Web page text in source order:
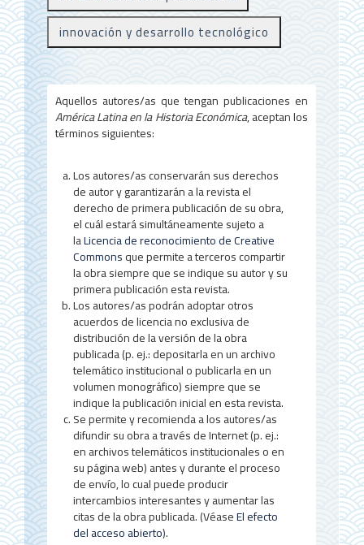
r
a
l
d
e
l
a
r
t
í
c
u
l
o
innovación y desarrollo tecnológico
Aquellos autores/as que tengan publicaciones en
América Latina en la Historia Económica, aceptan los
términos siguientes:
Los autores/as conservarán sus derechos
de autor y garantizarán a la revista el
derecho de primera publicación de su obra,
el cuál estará simultáneamente sujeto a
laLicencia de reconocimiento de Creative
Commonsque permite a terceros compartir
la obra siempre que se indique su autor y su
primera publicación esta revista.
Los autores/as podrán adoptar otros
acuerdos de licencia no exclusiva de
distribución de la versión de la obra
publicada (p. ej.: depositarla en un archivo
telemático institucional o publicarla en un
volumen monográfico) siempre que se
indique la publicación inicial en esta revista.
Se permite y recomienda a los autores/as
difundir su obra a través de Internet (p. ej.:
en archivos telemáticos institucionales o en
su página web) antes y durante el proceso
de envío, lo cual puede producir
intercambios interesantes y aumentar las
citas de la obra publicada. (VéaseEl efecto
del acceso abierto).